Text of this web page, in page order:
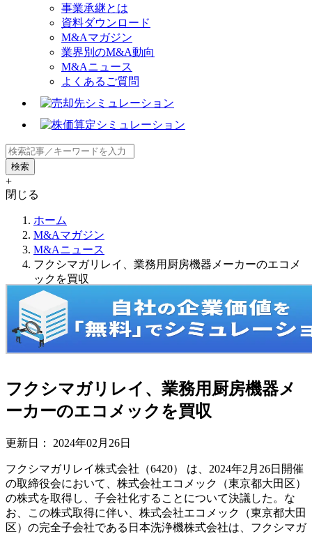
事業承継とは
資料ダウンロード
M&Aマガジン
業界別のM&A動向
M&Aニュース
よくあるご質問
+
閉じる
ホーム
M&Aマガジン
M&Aニュース
フクシマガリレイ、業務用厨房機器メーカーのエコメ
ックを買収
フクシマガリレイ、業務用厨房機器メ
ーカーのエコメックを買収
更新日： 2024年02月26日
フクシマガリレイ株式会社（6420） は、2024年2月26日開催
の取締役会において、株式会社エコメック（東京都大田区）
の株式を取得し、子会社化することについて決議した。な
お、この株式取得に伴い、株式会社エコメック（東京都大田
区）の完全子会社である日本洗浄機株式会社は、フクシマガ